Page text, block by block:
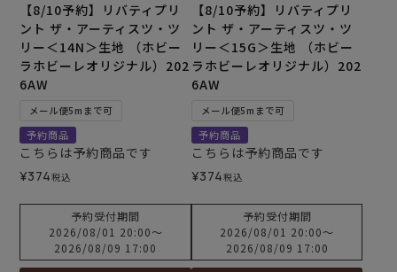
【8/10予約】リバティプリ
ント ザ・アーティスツ・ツ
リー＜14N＞生地 （ホビー
ラホビーレオリジナル）202
6AW
メール便5mまで可
予約商品
こちらは予約商品です
¥374税込
予約受付期間
2026/08/01 20:00〜
2026/08/09 17:00
【8/10予約】リバティプリ
ント ザ・アーティスツ・ツ
リー＜15G＞生地 （ホビー
ラホビーレオリジナル）202
6AW
メール便5mまで可
予約商品
こちらは予約商品です
¥374税込
予約受付期間
2026/08/01 20:00〜
2026/08/09 17:00